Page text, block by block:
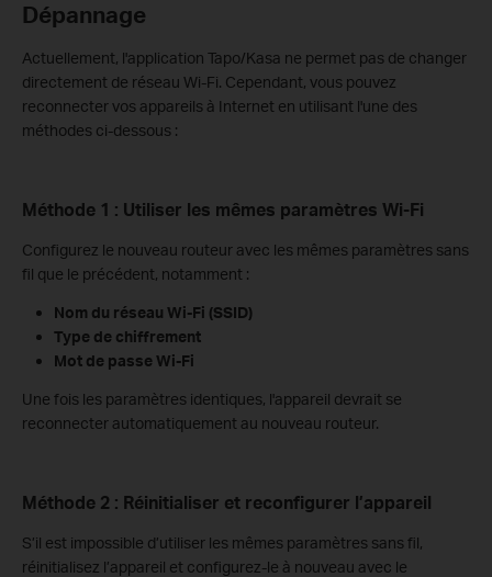
Dépannage
Actuellement, l'application Tapo/Kasa ne permet pas de changer
directement de réseau Wi-Fi. Cependant, vous pouvez
reconnecter vos appareils à Internet en utilisant l'une des
méthodes ci-dessous :
Méthode 1 : Utiliser les mêmes paramètres Wi-Fi
Configurez le nouveau routeur avec les mêmes paramètres sans
fil que le précédent, notamment :
Nom du réseau Wi-Fi (SSID)
Type de chiffrement
Mot de passe Wi-Fi
Une fois les paramètres identiques, l'appareil devrait se
reconnecter automatiquement au nouveau routeur.
Méthode 2 : Réinitialiser et reconfigurer l’appareil
S’il est impossible d’utiliser les mêmes paramètres sans fil,
réinitialisez l’appareil et configurez-le à nouveau avec le